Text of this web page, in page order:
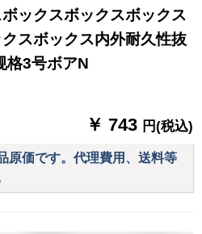
ックスボックスボックス
スボックス内外耐久性抜
格3号ボアN
￥ 743 円(税込)
原価です。代理費用、送料等